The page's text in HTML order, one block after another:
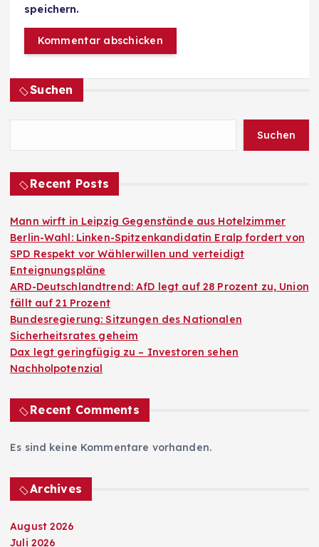
speichern.
Suchen
Suchen
Recent Posts
Mann wirft in Leipzig Gegenstände aus Hotelzimmer
Berlin-Wahl: Linken-Spitzenkandidatin Eralp fordert von
SPD Respekt vor Wählerwillen und verteidigt
Enteignungspläne
ARD-Deutschlandtrend: AfD legt auf 28 Prozent zu, Union
fällt auf 21 Prozent
Bundesregierung: Sitzungen des Nationalen
Sicherheitsrates geheim
Dax legt geringfügig zu – Investoren sehen
Nachholpotenzial
Recent Comments
Es sind keine Kommentare vorhanden.
Archives
August 2026
Juli 2026